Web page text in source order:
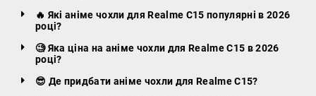
🔥 Які аніме чохли для Realme C15 популярні в 2026
році?
🧐 Яка ціна на аніме чохли для Realme C15 в 2026
році?
😎 Де придбати аніме чохли для Realme C15?